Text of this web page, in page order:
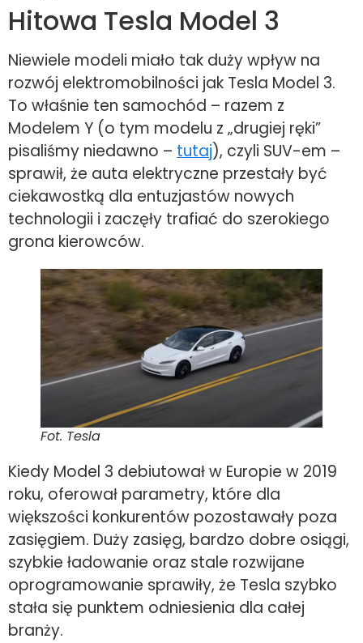
Hitowa Tesla Model 3
Niewiele modeli miało tak duży wpływ na
rozwój elektromobilności jak Tesla Model 3.
To właśnie ten samochód – razem z
Modelem Y (o tym modelu z „drugiej ręki”
pisaliśmy niedawno – tutaj), czyli SUV-em –
sprawił, że auta elektryczne przestały być
ciekawostką dla entuzjastów nowych
technologii i zaczęły trafiać do szerokiego
grona kierowców.
Fot. Tesla
Kiedy Model 3 debiutował w Europie w 2019
roku, oferował parametry, które dla
większości konkurentów pozostawały poza
zasięgiem. Duży zasięg, bardzo dobre osiągi,
szybkie ładowanie oraz stale rozwijane
oprogramowanie sprawiły, że Tesla szybko
stała się punktem odniesienia dla całej
branży.